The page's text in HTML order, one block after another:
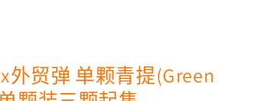
外贸弹 单颗青提(Green